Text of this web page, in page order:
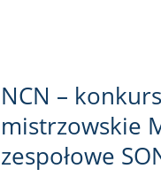
NCN –
mistrzowskie
zespołowe